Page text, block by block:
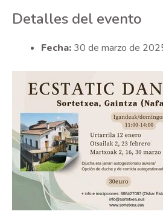
Detalles del evento
Fecha:30 de marzo de